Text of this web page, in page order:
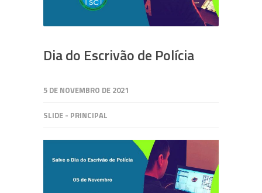
Dia do Escrivão de Polícia
5 DE NOVEMBRO DE 2021
SLIDE - PRINCIPAL